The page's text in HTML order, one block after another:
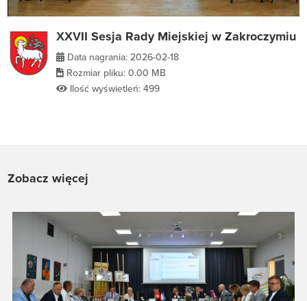
XXVII Sesja Rady Miejskiej w Zakroczymiu
Data nagrania: 2026-02-18
Rozmiar pliku: 0.00 MB
Ilość wyświetleń: 499
Zobacz więcej